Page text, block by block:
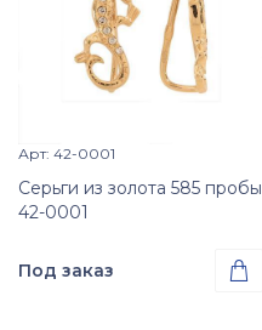
 Просмотр изделия
Арт: 42-0001
Серьги из золота 585 пробы
42-0001
Под заказ 